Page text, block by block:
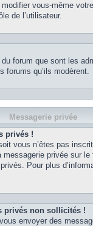
vous-même
de l’utilisateur.
forum que sont les
forums qu’ils modèrent.
Messagerie privée
privés !
vous n’êtes pas
privée sur
Pour plus
privés non sollicités !
envoyer des